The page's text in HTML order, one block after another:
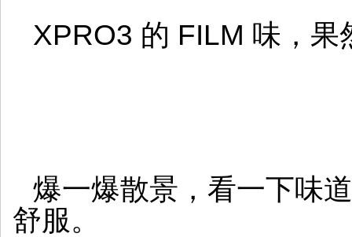
XPRO3 的 FILM 味，果
爆一爆散景，看一下味
舒服。